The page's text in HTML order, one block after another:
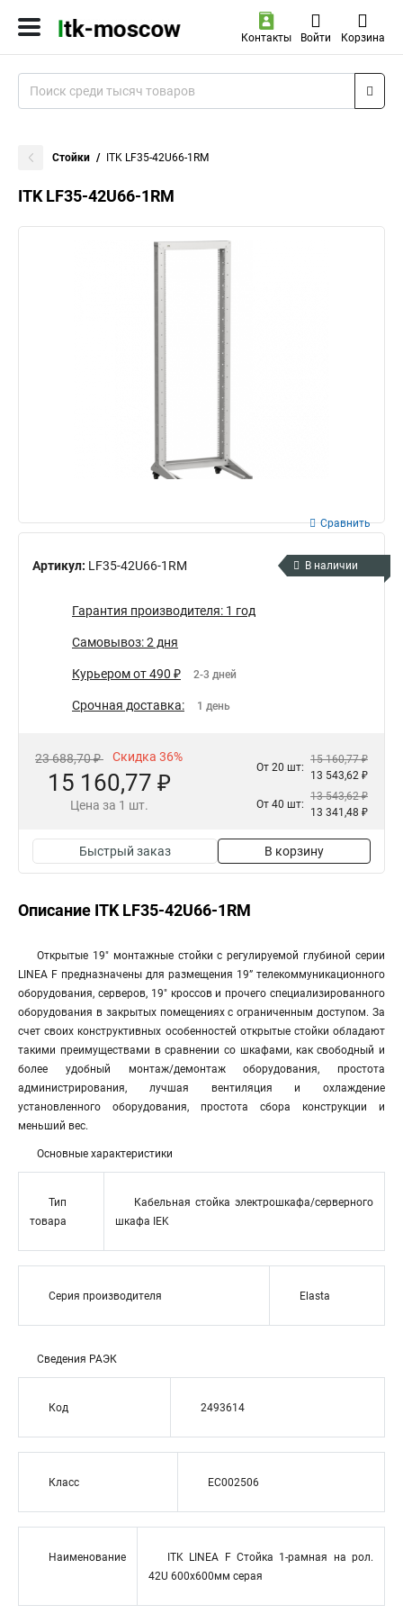
Контакты Войти Корзина
Стойки ITK LF35-42U66-1RM
ITK LF35-42U66-1RM
Артикул: LF35-42U66-1RM
Сравнить
В наличии
Гарантия производителя: 1 год
Самовывоз: 2 дня
Курьером от 490 ₽ 2-3 дней
Срочная доставка: 1 день
23 688,70 ₽ Скидка 36%
15 160,77 ₽
Цена за 1 шт.
От 20 шт:
15 160,77 ₽
13 543,62 ₽
От 40 шт:
13 543,62 ₽
13 341,48 ₽
Быстрый заказ В корзину
Описание ITK LF35-42U66-1RM
Открытые 19" монтажные стойки с регулируемой глубиной серии
LINEA F предназначены для размещения 19” телекоммуникационного
оборудования, серверов, 19" кроссов и прочего специализированного
оборудования в закрытых помещениях с ограниченным доступом. За
счет своих конструктивных особенностей открытые стойки обладают
такими преимуществами в сравнении со шкафами, как свободный и
более удобный монтаж/демонтаж оборудования, простота
администрирования, лучшая вентиляция и охлаждение
установленного оборудования, простота сбора конструкции и
меньший вес.
Основные характеристики
Тип
товара
Кабельная стойка электрошкафа/серверного
шкафа IEK
Серия производителя Elasta
Сведения РАЭК
Код 2493614
Класс EC002506
Наименование
ITK LINEA F Стойка 1-рамная на рол.
42U 600х600мм серая